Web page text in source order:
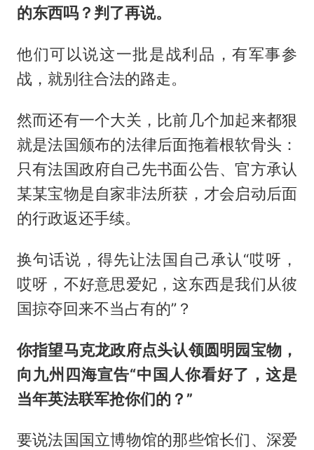
的东西吗？判了再说。
他们可以说这一批是战利品，有军事参
战，就别往合法的路走。
然而还有一个大关，比前几个加起来都狠
就是法国颁布的法律后面拖着根软骨头：
只有法国政府自己先书面公告、官方承认
某某宝物是自家非法所获，才会启动后面
的行政返还手续。
换句话说，得先让法国自己承认“哎呀，
哎呀，不好意思爱妃，这东西是我们从彼
国掠夺回来不当占有的”？
你指望马克龙政府点头认领圆明园宝物，
向九州四海宣告“中国人你看好了，这是
当年英法联军抢你们的？”
要说法国国立博物馆的那些馆长们、深爱